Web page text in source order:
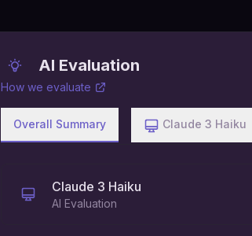
AI Evaluation
How we evaluate
Overall Summary Claude 3 Haiku
Claude 3 Haiku
AI Evaluation